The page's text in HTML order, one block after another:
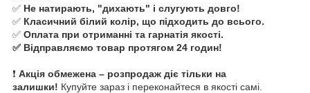
✅ Не натирають, "дихають" і слугують довго!
✅ Класичний білий колір, що підходить до всього.
✅ Оплата при отриманні та гарнатія якості.
✅ Відправляємо товар протягом 24 годин!
❗ Акція обмежена – розпродаж діє тільки на
залишки! Купуйте зараз і переконайтеся в якості самі.